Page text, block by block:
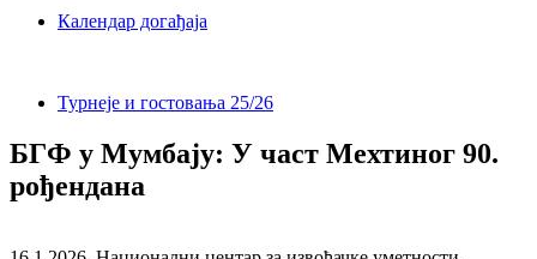
Календар догађаја
Турнеје и гостовања 25/26
БГФ у Мумбају: У част Мехтиног 90.
рођендана